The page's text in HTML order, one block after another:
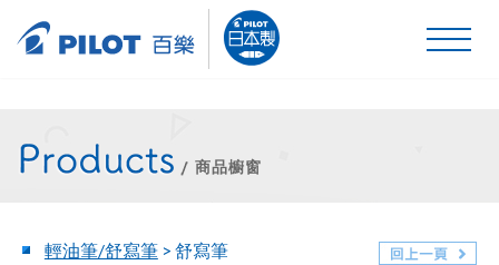
商品櫥窗
輕油筆/舒寫筆> 舒寫筆